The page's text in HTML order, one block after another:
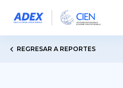
REGRESAR A REPORTES